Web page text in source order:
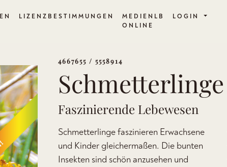
LIZENZBESTIMMUNGEN
MEDIENLB
ONLINE
LOGIN
4667655 / 5558914
Schmetterlinge
Faszinierende Lebewesen
Schmetterlinge faszinieren Erwachsene
und Kinder gleichermaßen. Die bunten
Insekten sind schön anzusehen und